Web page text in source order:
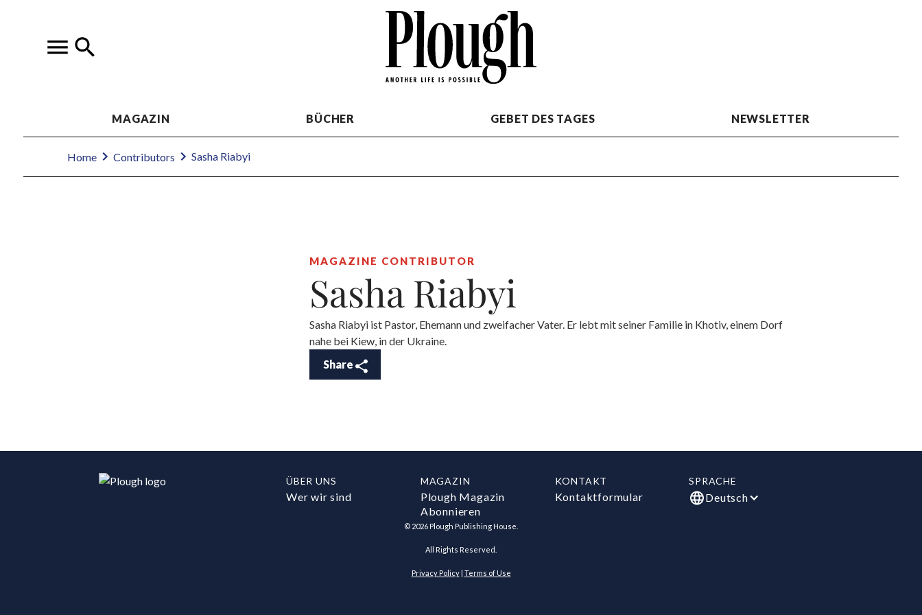
MAGAZIN BÜCHER GEBET DES TAGES NEWSLETTER
Home Contributors Sasha Riabyi
MAGAZINE CONTRIBUTOR
Sasha Riabyi
Sasha Riabyi ist Pastor, Ehemann und zweifacher Vater. Er lebt mit seiner Familie in Khotiv, einem Dorf
nahe bei Kiew, in der Ukraine.
Share
ÜBER UNS
Wer wir sind
MAGAZIN
Plough Magazin
Abonnieren
KONTAKT
Kontaktformular
SPRACHE
Deutsch
© 2026 Plough Publishing House.
All Rights Reserved.
Privacy Policy| Terms of Use